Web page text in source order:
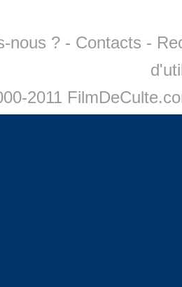
nous ? - Contacts -
2011